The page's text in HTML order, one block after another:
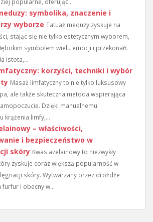
popularne, oferując...
symbolika, znaczenie i
wyborze Tatuaż meduzy zyskuje na
stając się nie tylko estetycznym wyborem,
symbolem wielu emocji i przekonań.
istota,...
korzyści, techniki i wybór
Masaż limfatyczny to nie tylko luksusowy
ale także skuteczna metoda wspierająca
Dzięki manualnemu
krążenia limfy,...
– właściwości,
i bezpieczeństwo w
skóry Kwas azelainowy to niezwykły
zyskuje coraz większą popularność w
skóry. Wytwarzany przez drożdże
furfur i obecny w...